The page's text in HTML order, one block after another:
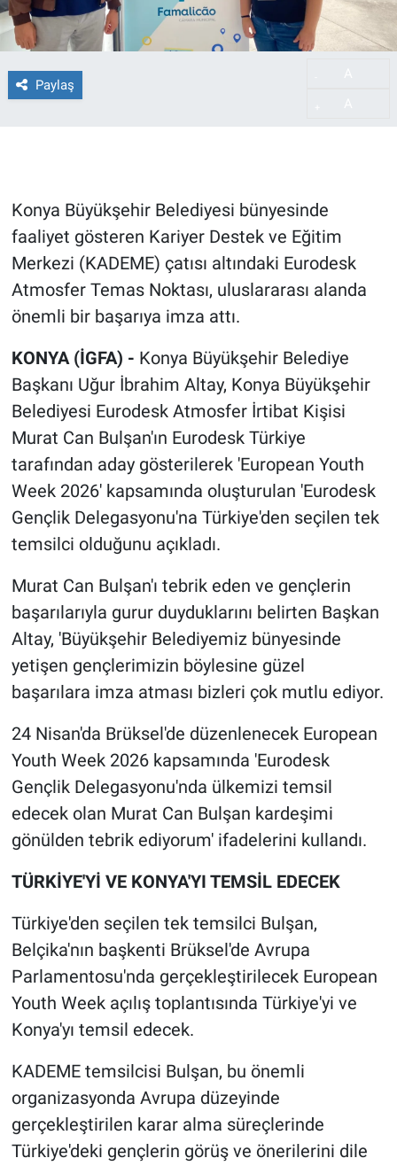
Paylaş
Konya Büyükşehir Belediyesi bünyesinde
faaliyet gösteren Kariyer Destek ve Eğitim
Merkezi (KADEME) çatısı altındaki Eurodesk
Atmosfer Temas Noktası, uluslararası alanda
önemli bir başarıya imza attı.
KONYA (İGFA) - Konya Büyükşehir Belediye
Başkanı Uğur İbrahim Altay, Konya Büyükşehir
Belediyesi Eurodesk Atmosfer İrtibat Kişisi
Murat Can Bulşan'ın Eurodesk Türkiye
tarafından aday gösterilerek 'European Youth
Week 2026' kapsamında oluşturulan 'Eurodesk
Gençlik Delegasyonu'na Türkiye'den seçilen tek
temsilci olduğunu açıkladı.
Murat Can Bulşan'ı tebrik eden ve gençlerin
başarılarıyla gurur duyduklarını belirten Başkan
Altay, 'Büyükşehir Belediyemiz bünyesinde
yetişen gençlerimizin böylesine güzel
başarılara imza atması bizleri çok mutlu ediyor.
24 Nisan'da Brüksel'de düzenlenecek European
Youth Week 2026 kapsamında 'Eurodesk
Gençlik Delegasyonu'nda ülkemizi temsil
edecek olan Murat Can Bulşan kardeşimi
gönülden tebrik ediyorum' ifadelerini kullandı.
TÜRKİYE'Yİ VE KONYA'YI TEMSİL EDECEK
Türkiye'den seçilen tek temsilci Bulşan,
Belçika'nın başkenti Brüksel'de Avrupa
Parlamentosu'nda gerçekleştirilecek European
Youth Week açılış toplantısında Türkiye'yi ve
Konya'yı temsil edecek.
KADEME temsilcisi Bulşan, bu önemli
organizasyonda Avrupa düzeyinde
gerçekleştirilen karar alma süreçlerinde
Türkiye'deki gençlerin görüş ve önerilerini dile